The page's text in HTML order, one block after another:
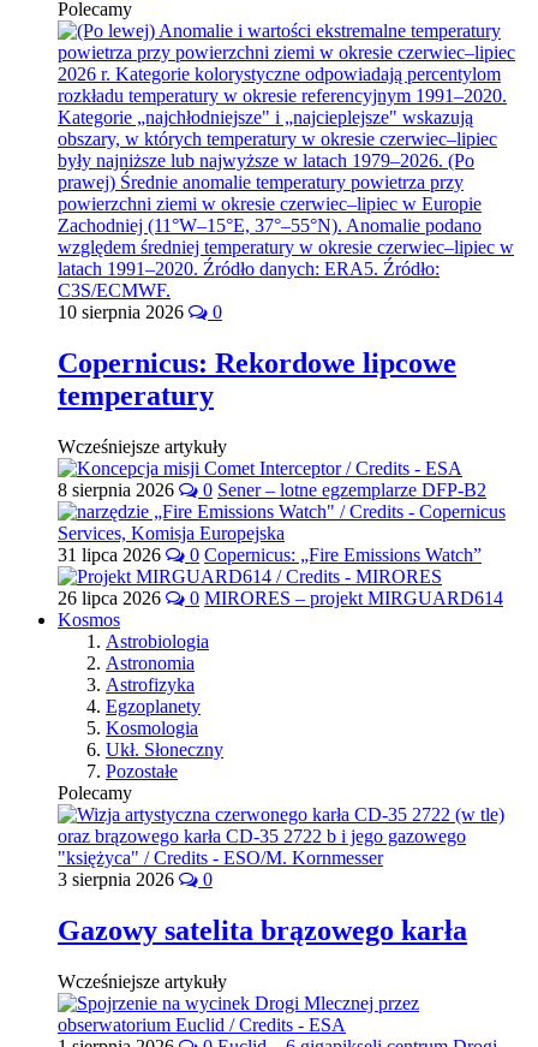
Polecamy
10 sierpnia 2026 0
Copernicus: Rekordowe lipcowe
temperatury
Wcześniejsze artykuły
8 sierpnia 2026 0 Sener – lotne egzemplarze DFP-B2
31 lipca 2026 0 Copernicus: „Fire Emissions Watch”
26 lipca 2026 0 MIRORES – projekt MIRGUARD614
Kosmos
Astrobiologia
Astronomia
Astrofizyka
Egzoplanety
Kosmologia
Ukł. Słoneczny
Pozostałe
Polecamy
3 sierpnia 2026 0
Gazowy satelita brązowego karła
Wcześniejsze artykuły